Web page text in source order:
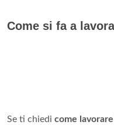
Come si fa a
Se ti chiedi come lavorare